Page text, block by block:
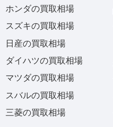
ホンダの買取相場
スズキの買取相場
日産の買取相場
ダイハツの買取相場
マツダの買取相場
スバルの買取相場
三菱の買取相場